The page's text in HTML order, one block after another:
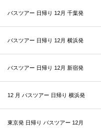
バスツアー 日帰り 12月 千葉発
バスツアー 日帰り 12月 横浜発
バスツアー 日帰り 12月 新宿発
12 月 バスツアー 日帰り 横浜発
東京発 日帰り バスツアー 12月